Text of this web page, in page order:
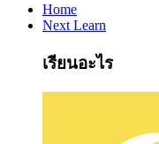
Home
Next Learn
เรียนอะไร